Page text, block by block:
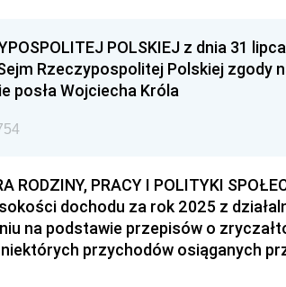
POLSKIEJ z dnia 31
Rzeczypospolitej Polskiej zgody
posła Wojciecha Króla
RODZINY, PRACY I POLITYKI
dochodu za rok 2025 z
na podstawie przepisów o
przychodów osiąganych